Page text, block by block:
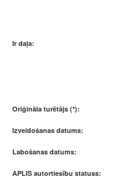
Ir daļa:
Oriģināla turētājs (*):
Izveidošanas datums:
Labošanas datums:
APLIS autortiesību statuss: